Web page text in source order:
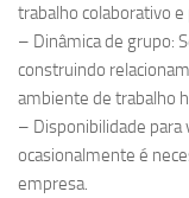
trabalho colaborativo
– Dinâmica de grupo:
construindo
ambiente de trabalho
– Disponibilidade para
ocasionalmente é
empresa.